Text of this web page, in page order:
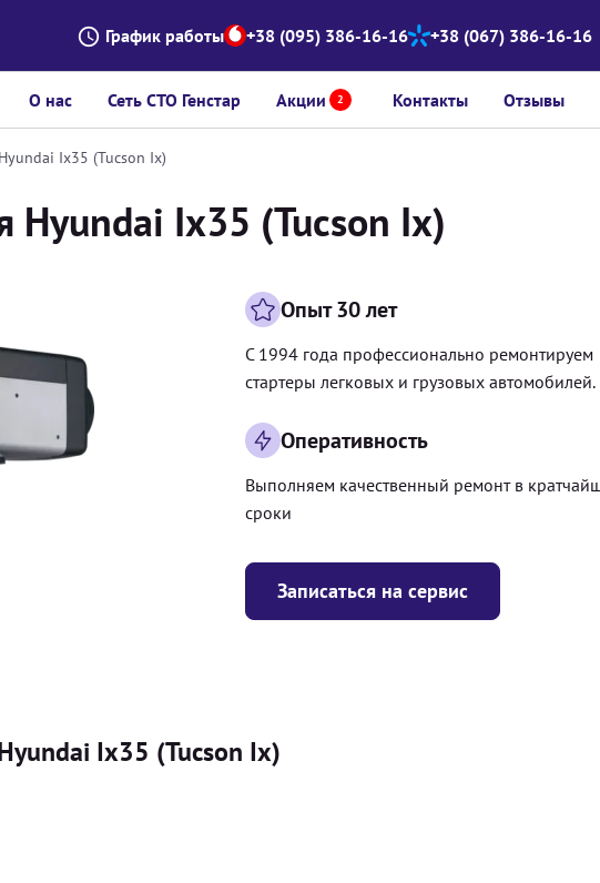
График работы +38 (095) 386-16-16 +38 (067) 386-16-16
О нас Сеть СТО Генстар Акции 2 Контакты Отзывы
Ix35 (Tucson Ix)
Hyundai Ix35 (Tucson Ix)
Записаться на сервис
Опыт 30 лет
С 1994 года профессионально ремонтируем
стартеры легковых и грузовых автомобилей.
Оперативность
Выполняем качественный ремонт в
сроки
Ix35 (Tucson Ix)